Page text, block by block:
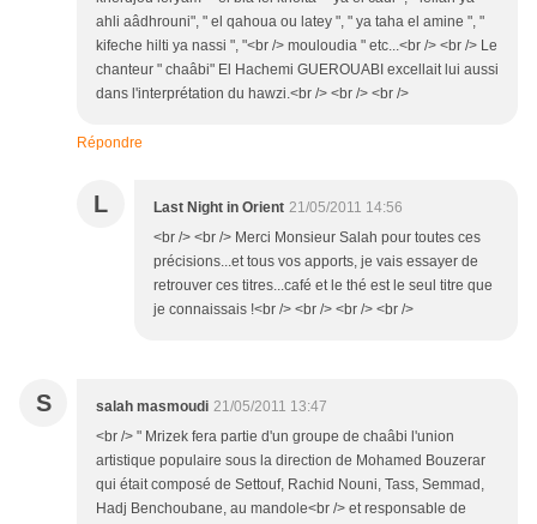
ahli aâdhrouni", " el qahoua ou latey ", " ya taha el amine ", "
kifeche hilti ya nassi ", "<br /> mouloudia " etc...<br /> <br /> Le
chanteur " chaâbi" El Hachemi GUEROUABI excellait lui aussi
dans l'interprétation du hawzi.<br /> <br /> <br />
Répondre
L Last Night in Orient 21/05/2011 14:56
<br /> <br /> Merci Monsieur Salah pour toutes ces
précisions...et tous vos apports, je vais essayer de
retrouver ces titres...café et le thé est le seul titre que
je connaissais !<br /> <br /> <br /> <br />
S salah masmoudi 21/05/2011 13:47
<br /> " Mrizek fera partie d'un groupe de chaâbi l'union
artistique populaire sous la direction de Mohamed Bouzerar
qui était composé de Settouf, Rachid Nouni, Tass, Semmad,
Hadj Benchoubane, au mandole<br /> et responsable de